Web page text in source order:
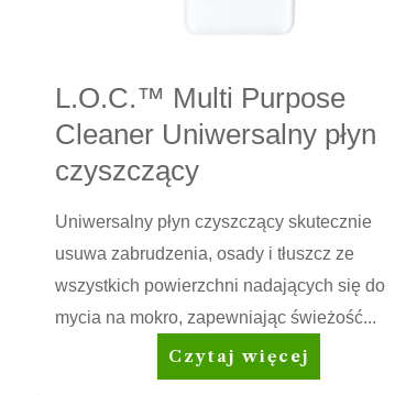
L.O.C.™ Multi Purpose
Cleaner Uniwersalny płyn
czyszczący
Uniwersalny płyn czyszczący skutecznie
usuwa zabrudzenia, osady i tłuszcz ze
wszystkich powierzchni nadających się do
mycia na mokro, zapewniając świeżość...
L.O.C.™
Multi
Czytaj więcej